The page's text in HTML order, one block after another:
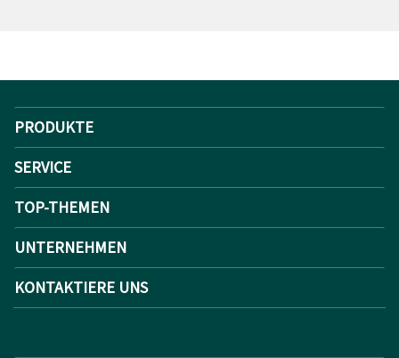
PRODUKTE
SERVICE
TOP-THEMEN
UNTERNEHMEN
KONTAKTIERE UNS